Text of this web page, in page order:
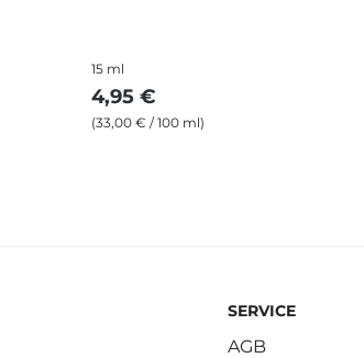
15 ml
4,95 €
(33,00 € / 100 ml)
SERVICE
AGB